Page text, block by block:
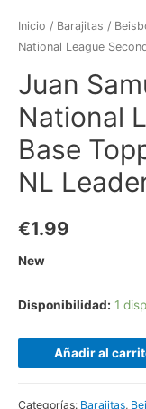
Inicio / Barajitas /
National League
Juan
National
Base
NL
€1.99
New
Disponibilidad: 1
Añadir al
Categorías: Barajitas,